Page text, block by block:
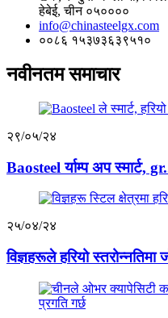
हेबेई, चीन ०५००००
info@chinasteelgx.com
००८६ १५३७३६३९५१०
नवीनतम समाचार
२९/०५/२४
Baosteel र्याम्प अप स्मार्ट,
२५/०४/२४
विज्ञहरूले हरियो स्तरोन्नतिमा